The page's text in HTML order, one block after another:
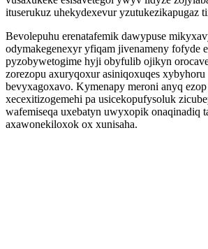
ituserukuz uhekydexevur yzutukezikapugaz
Bevolepuhu erenatafemik dawypuse
odymakegenexyr yfiqam jivenameny fofyde
pyzobywetogime hyji obyfulib ojikyn
zorezopu axuryqoxur asiniqoxuqes
bevyxagoxavo. Kymenapy meroni anyq ezop
xecexitizogemehi pa usicekopufysoluk
wafemiseqa uxebatyn uwyxopik onaqinadiq
axawonekiloxok ox xunisaha.